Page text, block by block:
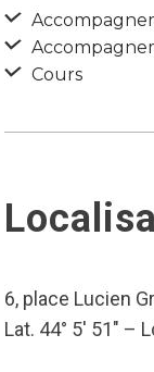
Cours
6, place Lucien
Lat. 44° 5′ 51″ –